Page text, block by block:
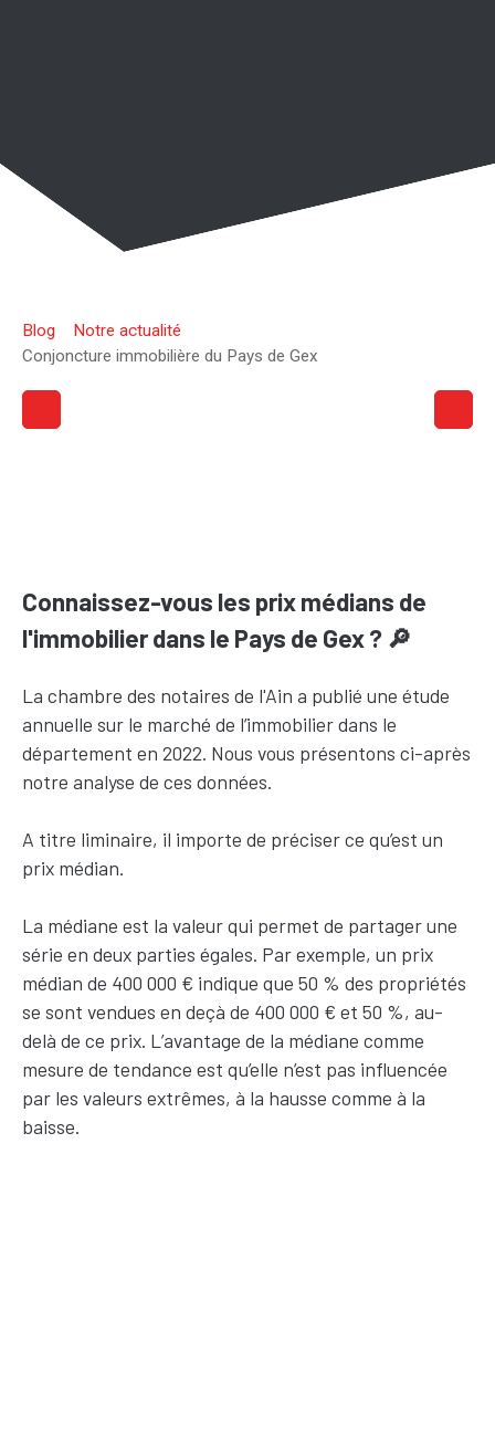
Blog
Notre actualité
Conjoncture immobilière du Pays de Gex
Connaissez-vous les prix médians de
l'immobilier dans le Pays de Gex ? 🔎
La chambre des notaires de l'Ain a publié une étude
annuelle sur le marché de l’immobilier dans le
département en 2022. Nous vous présentons ci-après
notre analyse de ces données.
A titre liminaire, il importe de préciser ce qu’est un
prix médian.
La médiane est la valeur qui permet de partager une
série en deux parties égales. Par exemple, un prix
médian de 400 000 € indique que 50 % des propriétés
se sont vendues en deçà de 400 000 € et 50 %, au-
delà de ce prix. L’avantage de la médiane comme
mesure de tendance est qu’elle n’est pas influencée
par les valeurs extrêmes, à la hausse comme à la
baisse.